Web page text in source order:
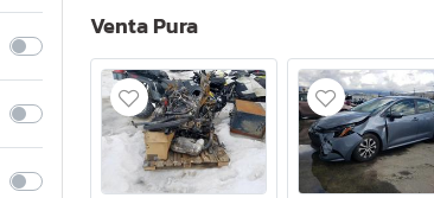
Venta Pura